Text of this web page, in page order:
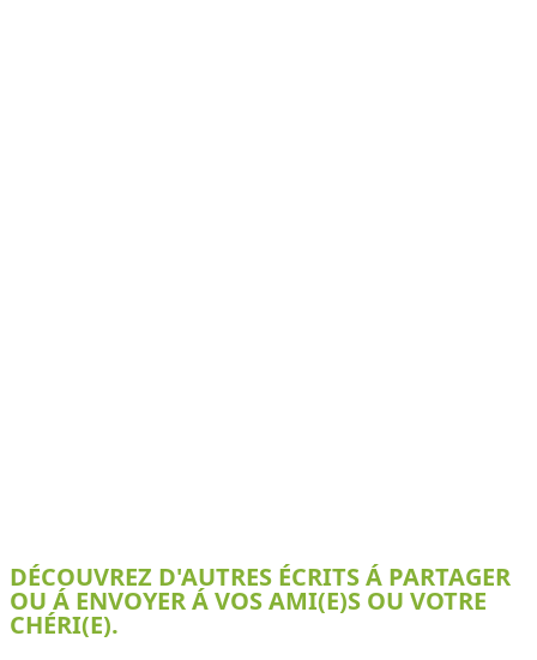
DÉCOUVREZ D'AUTRES ÉCRITS Á PARTAGER
OU Á ENVOYER Á VOS AMI(E)S OU VOTRE
CHÉRI(E).